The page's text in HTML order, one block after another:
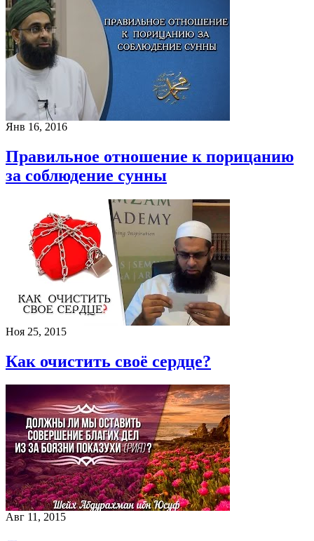
Янв 16, 2016
Правильное отношение к порицанию
за соблюдение сунны
Ноя 25, 2015
Как очистить своё сердце?
Авг 11, 2015